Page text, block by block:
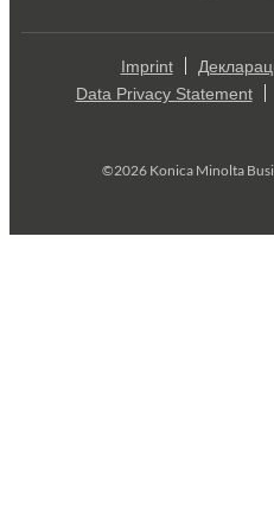
Imprint
Data Privacy Statement
©2026 Konica Minolta